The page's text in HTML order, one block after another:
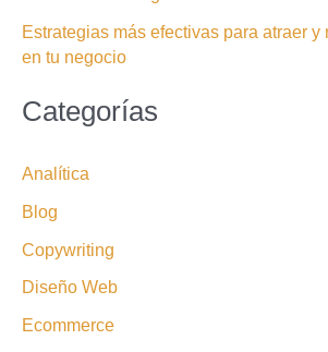
Estrategias más efectivas para atraer y
en tu negocio
Categorías
Analítica
Blog
Copywriting
Diseño Web
Ecommerce